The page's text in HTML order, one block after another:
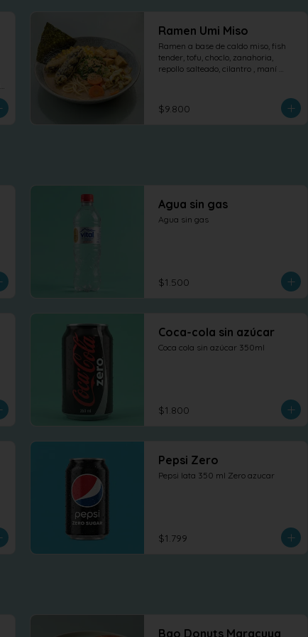
Ramen Umi Miso
Ramen a base de caldo miso, fish
tender, tofu, choclo, zanahoria,
repollo salteado, cilantro , maní
$9.800
Agua sin gas
Agua sin gas
$1.500
Coca-cola sin azúcar
Coca cola sin azúcar 350ml
$1.800
Pepsi Zero
Pepsi lata 350 ml Zero azucar
$1.799
Bao Donuts Maracuya